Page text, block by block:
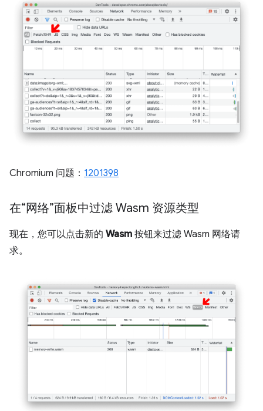
Chromium 问题： 1201398
在“网络”面板中过滤 Wasm 资源类型
现在，您可以点击新的 Wasm 按钮来过滤 Wasm 网络请
求。